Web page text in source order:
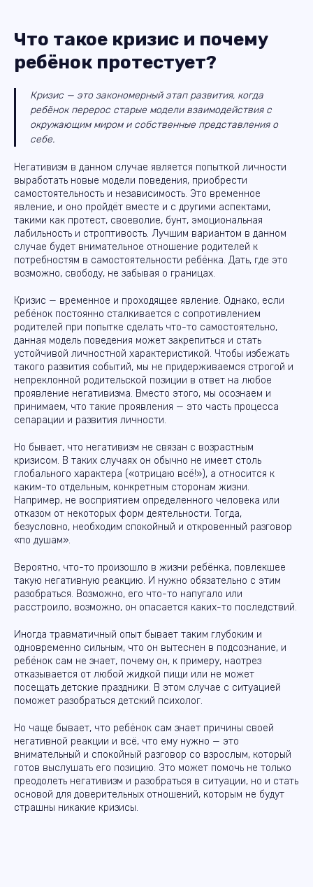
Что такое кризис и почему
ребёнок протестует?
Кризис — это закономерный этап развития, когда
ребёнок перерос старые модели взаимодействия с
окружающим миром и собственные представления о
себе.
Негативизм в данном случае является попыткой личности
выработать новые модели поведения, приобрести
самостоятельность и независимость. Это временное
явление, и оно пройдёт вместе и с другими аспектами,
такими как протест, своеволие, бунт, эмоциональная
лабильность и строптивость. Лучшим вариантом в данном
случае будет внимательное отношение родителей к
потребностям в самостоятельности ребёнка. Дать, где это
возможно, свободу, не забывая о границах.
Кризис — временное и проходящее явление. Однако, если
ребёнок постоянно сталкивается с сопротивлением
родителей при попытке сделать что-то самостоятельно,
данная модель поведения может закрепиться и стать
устойчивой личностной характеристикой. Чтобы избежать
такого развития событий, мы не придерживаемся строгой и
непреклонной родительской позиции в ответ на любое
проявление негативизма. Вместо этого, мы осознаем и
принимаем, что такие проявления — это часть процесса
сепарации и развития личности.
Но бывает, что негативизм не связан с возрастным
кризисом. В таких случаях он обычно не имеет столь
глобального характера («отрицаю всё!»), а относится к
каким-то отдельным, конкретным сторонам жизни.
Например, не восприятием определенного человека или
отказом от некоторых форм деятельности. Тогда,
безусловно, необходим спокойный и откровенный разговор
«по душам».
Вероятно, что-то произошло в жизни ребёнка, повлекшее
такую негативную реакцию. И нужно обязательно с этим
разобраться. Возможно, его что-то напугало или
расстроило, возможно, он опасается каких-то последствий.
Иногда травматичный опыт бывает таким глубоким и
одновременно сильным, что он вытеснен в подсознание, и
ребёнок сам не знает, почему он, к примеру, наотрез
отказывается от любой жидкой пищи или не может
посещать детские праздники. В этом случае с ситуацией
поможет разобраться детский психолог.
Но чаще бывает, что ребёнок сам знает причины своей
негативной реакции и всё, что ему нужно — это
внимательный и спокойный разговор со взрослым, который
готов выслушать его позицию. Это может помочь не только
преодолеть негативизм и разобраться в ситуации, но и стать
основой для доверительных отношений, которым не будут
страшны никакие кризисы.